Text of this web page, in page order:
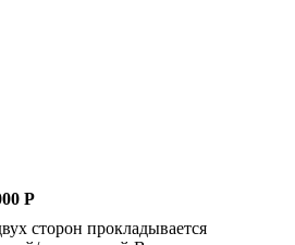
Р
сторон прокладывается